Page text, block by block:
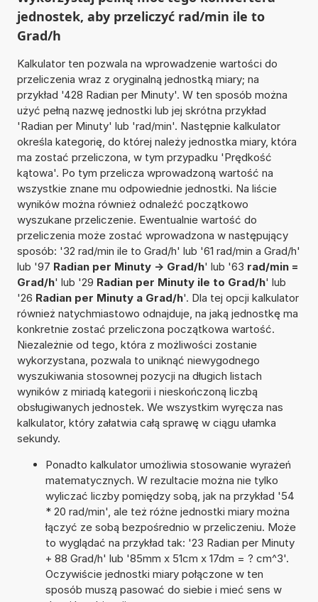
jednostek, aby przeliczyć rad/min ile to
Grad/h
Kalkulator ten pozwala na wprowadzenie wartości do
przeliczenia wraz z oryginalną jednostką miary; na
przykład '428 Radian per Minuty'. W ten sposób można
użyć pełną nazwę jednostki lub jej skrótna przykład
'Radian per Minuty' lub 'rad/min'. Następnie kalkulator
określa kategorię, do której należy jednostka miary, która
ma zostać przeliczona, w tym przypadku 'Prędkość
kątowa'. Po tym przelicza wprowadzoną wartość na
wszystkie znane mu odpowiednie jednostki. Na liście
wyników można również odnaleźć początkowo
wyszukane przeliczenie. Ewentualnie wartość do
przeliczenia może zostać wprowadzona w następujący
sposób: '32 rad/min ile to Grad/h' lub '61 rad/min a Grad/h'
lub '97 Radian per Minuty -> Grad/h' lub '63 rad/min =
Grad/h' lub '29 Radian per Minuty ile to Grad/h' lub
'26 Radian per Minuty a Grad/h'. Dla tej opcji kalkulator
również natychmiastowo odnajduje, na jaką jednostkę ma
konkretnie zostać przeliczona początkowa wartość.
Niezależnie od tego, która z możliwości zostanie
wykorzystana, pozwala to uniknąć niewygodnego
wyszukiwania stosownej pozycji na długich listach
wyników z miriadą kategorii i nieskończoną liczbą
obsługiwanych jednostek. We wszystkim wyręcza nas
kalkulator, który załatwia całą sprawę w ciągu ułamka
sekundy.
Ponadto kalkulator umożliwia stosowanie wyrażeń
matematycznych. W rezultacie można nie tylko
wyliczać liczby pomiędzy sobą, jak na przykład '54
* 20 rad/min', ale też różne jednostki miary można
łączyć ze sobą bezpośrednio w przeliczeniu. Może
to wyglądać na przykład tak: '23 Radian per Minuty
+ 88 Grad/h' lub '85mm x 51cm x 17dm = ? cm^3'.
Oczywiście jednostki miary połączone w ten
sposób muszą pasować do siebie i mieć sens w